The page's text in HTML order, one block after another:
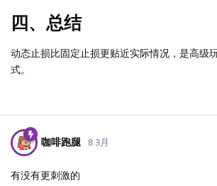
四、总结
动态止损比固定止损更贴近实际情况，是高级
式。
咖啡跑腿 8 3月
有没有更刺激的